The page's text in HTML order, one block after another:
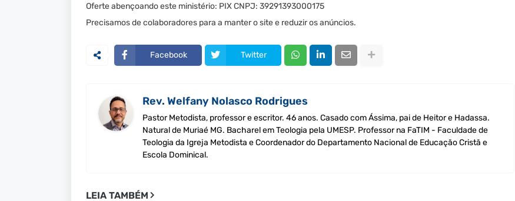
Oferte abençoando este ministério: PIX CNPJ: 39291393000175
Precisamos de colaboradores para a manter o site e reduzir os anúncios.
Facebook Twitter
Rev. Welfany Nolasco Rodrigues
Pastor Metodista, professor e escritor. 46 anos. Casado com Ássima, pai de Heitor e Hadassa.
Natural de Muriaé MG. Bacharel em Teologia pela UMESP. Professor na FaTIM - Faculdade de
Teologia da Igreja Metodista e Coordenador do Departamento Nacional de Educação Cristã e
Escola Dominical.
LEIA TAMBÉM